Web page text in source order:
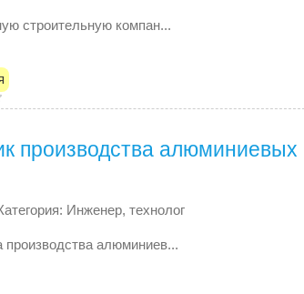
строительную компан...
производства алюминиевых
Инженер, технолог
алюминиев...